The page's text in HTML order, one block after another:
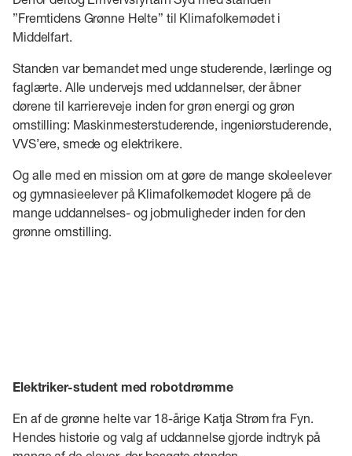
”Fremtidens Grønne Helte” til Klimafolkemødet i
Middelfart.
Standen var bemandet med unge studerende, lærlinge og
faglærte. Alle undervejs med uddannelser, der åbner
dørene til karriereveje inden for grøn energi og grøn
omstilling: Maskinmesterstuderende, ingeniørstuderende,
VVS’ere, smede og elektrikere.
Og alle med en mission om at gøre de mange skoleelever
og gymnasieelever på Klimafolkemødet klogere på de
mange uddannelses- og jobmuligheder inden for den
grønne omstilling.
Elektriker-student med robotdrømme
En af de grønne helte var 18-årige Katja Strøm fra Fyn.
Hendes historie og valg af uddannelse gjorde indtryk på